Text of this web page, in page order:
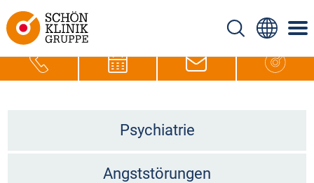
Psychiatrie
Angststörungen